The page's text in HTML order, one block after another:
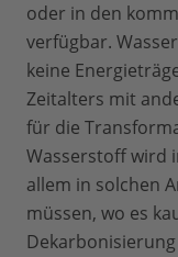
oder in den
verfügbar.
keine
Zeitalters mit
für die
Wasserstoff wird
allem in solchen
müssen, wo es